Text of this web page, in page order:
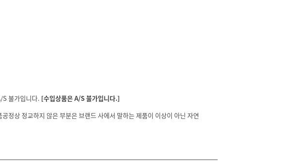
S 불가입니다. [수입상품은 A/S 불가입니다.]
정상 정교하지 않은 부분은 브랜드 사에서 말하는 제품이 이상이 아닌 자연